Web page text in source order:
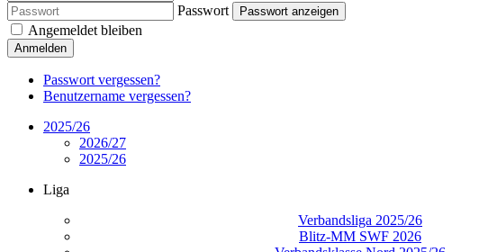
Passwort
Passwort anzeigen
Angemeldet bleiben
Anmelden
Passwort vergessen?
Benutzername vergessen?
2025/26
2026/27
2025/26
Liga
Verbandsliga 2025/26
Blitz-MM SWF 2026